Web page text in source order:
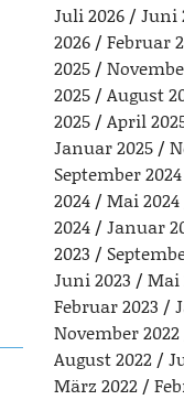
Juli 2026 Juni
2026
Februar
2025
2025
August
2025
April
Januar 2025
September 2024
2024
Mai 2024
2024
Januar
2023
Juni 2023
Mai
Februar 2023
November 2022
August 2022
März 2022